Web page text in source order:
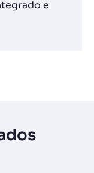
e